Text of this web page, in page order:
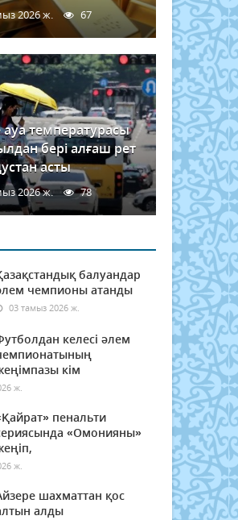
2026 ж. 67
ауа температурасы
бері алғаш рет
асты
2026 ж. 78
балуандар
чемпионы атанды
03 тамыз 2026 ж.
келесі әлем
кім
ж.
пенальти
«Омонияны»
ж.
шахматтан қос
алды